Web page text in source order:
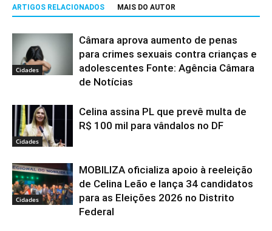
ARTIGOS RELACIONADOS MAIS DO AUTOR
Cidades
Câmara aprova aumento de penas
para crimes sexuais contra crianças e
adolescentes Fonte: Agência Câmara
de Notícias
Cidades
Celina assina PL que prevê multa de
R$ 100 mil para vândalos no DF
Cidades
MOBILIZA oficializa apoio à reeleição
de Celina Leão e lança 34 candidatos
para as Eleições 2026 no Distrito
Federal